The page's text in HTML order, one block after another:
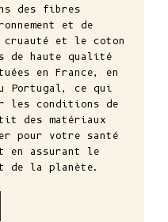
des fibres
et de
et le coton
de haute qualité
en France, en
Portugal, ce qui
les conditions de
des matériaux
pour votre santé
en assurant le
de la planète.